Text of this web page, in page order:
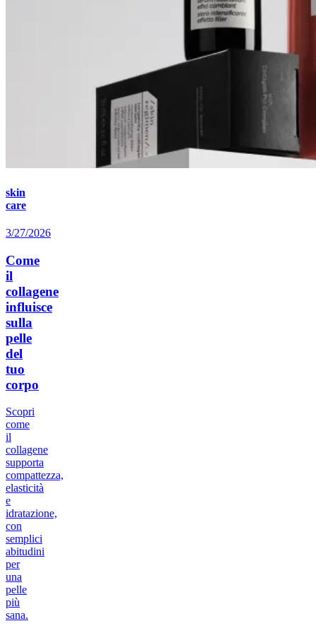
skin
care
3/27/2026
Come
il
collagene
influisce
sulla
pelle
del
tuo
corpo
Scopri
come
il
collagene
supporta
compattezza,
elasticità
e
idratazione,
con
semplici
abitudini
per
una
pelle
più
sana.